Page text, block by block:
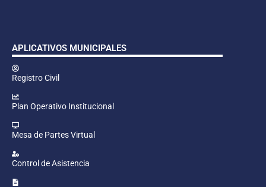
APLICATIVOS MUNICIPALES
Registro Civil
Plan Operativo Institucional
Mesa de Partes Virtual
Control de Asistencia